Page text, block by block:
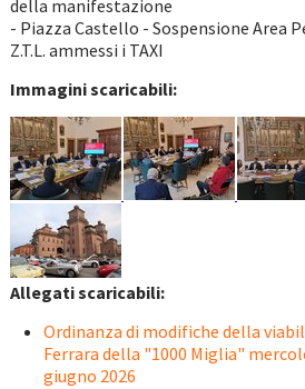
della manifestazione
- Piazza Castello - Sospensione Area
Z.T.L. ammessi i TAXI
Immagini scaricabili:
Allegati scaricabili:
Ordinanza di modifiche della
Ferrara della "1000 Miglia"
giugno 2026